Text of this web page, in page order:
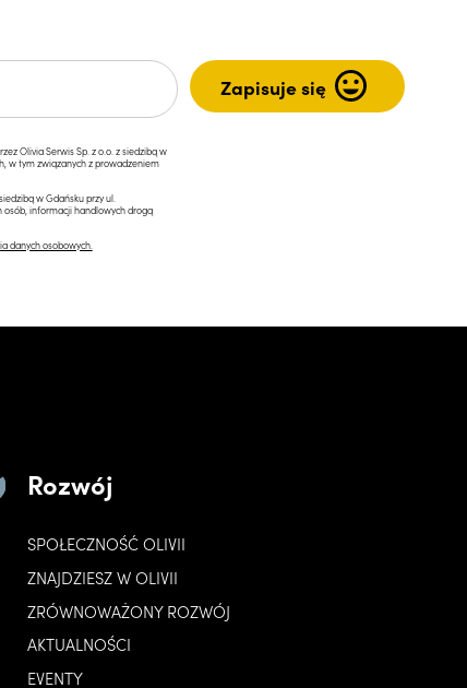
Olivia Serwis Sp. z o.o. z siedzibą w
w tym związanych z prowadzeniem
w Gdańsku przy ul.
osób, informacji handlowych drogą
danych osobowych.
Rozwój
SPOŁECZNOŚĆ OLIVII
ZNAJDZIESZ W OLIVII
ZRÓWNOWAŻONY ROZWÓJ
AKTUALNOŚCI
EVENTY